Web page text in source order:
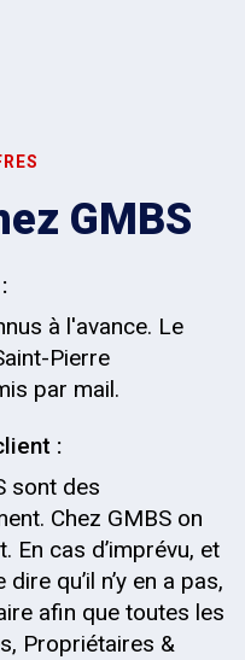
GMBS
à l'avance. Le
Pierre
par mail.
:
sont des
Chez GMBS on
En cas d’imprévu, et
qu’il n’y en a pas,
afin que toutes les
Propriétaires &